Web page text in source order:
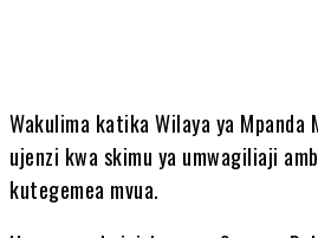
Wakulima katika Wilaya ya
ujenzi kwa skimu ya umwagiliaji
kutegemea mvua.